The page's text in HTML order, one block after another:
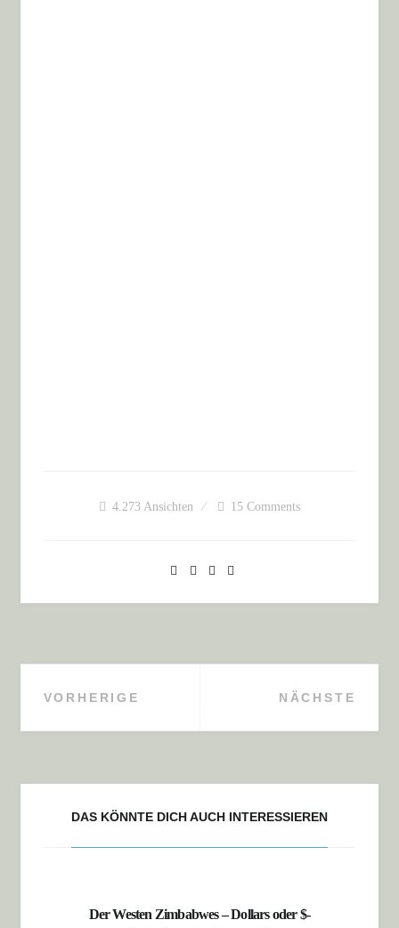
4.273 Ansichten 15 Comments
Beitragsnavigation
VORHERIGE NÄCHSTE
DAS KÖNNTE DICH AUCH INTERESSIEREN
Der Westen Zimbabwes – Dollars oder $-